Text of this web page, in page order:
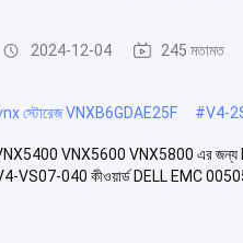
2024-12-04 245 মতামত
স্টোরেজ VNXB6GDAE25F #V4-
VNX5600 VNX5800 এর
VS07-040 কীওয়ার্ড DELL EMC